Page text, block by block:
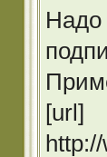
Надо
[url]